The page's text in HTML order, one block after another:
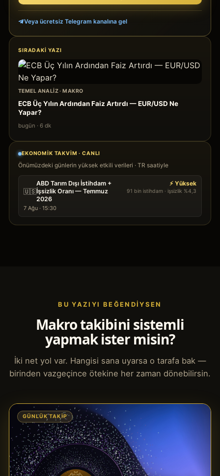
Veya ücretsiz Telegram kanalına gel
SIRADAKI YAZI
TEMEL ANALIZ·MAKRO
ECB Üç Yılın Ardından Faiz Artırdı — EUR/USD Ne
Yapar?
bugün · 6 dk
EKONOMIK TAKVIM · CANLI
Önümüzdeki günlerin yüksek etkili verileri · TR saatiyle
🇺🇸
ABD Tarım Dışı İstihdam +
İşsizlik Oranı — Temmuz
2026
7 Ağu · 15:30
⚡ Yüksek
91 bin istihdam · işsizlik %4,3
BU YAZIYI BEĞENDIYSEN
Makro takibini sistemli
yapmak ister misin?
İki net yol var. Hangisi sana uyarsa o tarafa bak —
birinden vazgeçince ötekine her zaman dönebilirsin.
GÜNLÜK TAKIP